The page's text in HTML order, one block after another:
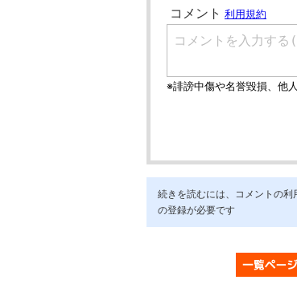
続きを読むには、コメントの利
の登録が必要です